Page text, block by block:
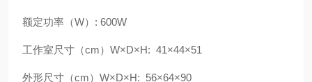
额定功率（W）: 600W
工作室尺寸（cm）W×D×H: 41×44×51
外形尺寸（cm）W×D×H: 56×64×90